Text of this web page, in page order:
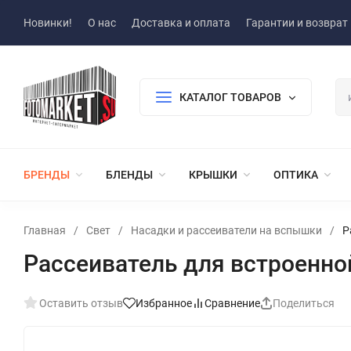
Новинки! О нас Доставка и оплата Гарантии и возврат
КАТАЛОГ ТОВАРОВ
БРЕНДЫ БЛЕНДЫ КРЫШКИ ОПТИКА
Главная / Свет / Насадки и рассеиватели на вспышки /
Рассеиватель для
Оставить отзыв Избранное Сравнение Поделиться